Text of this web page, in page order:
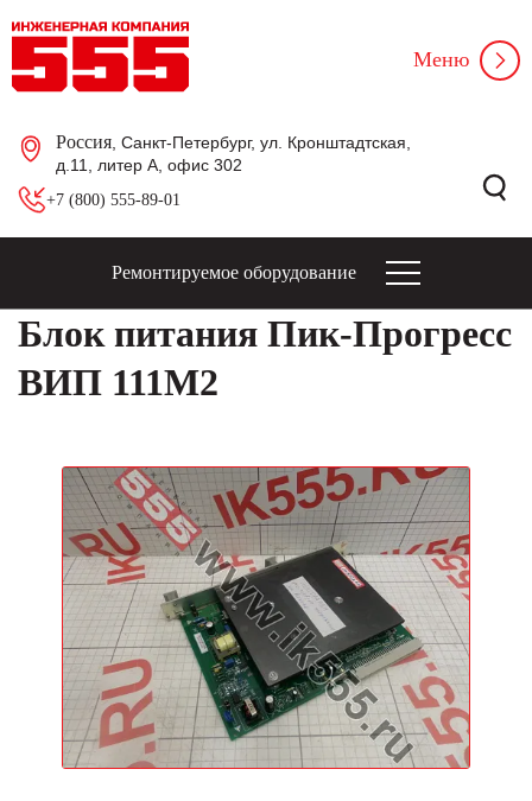
Россия , Санкт-Петербург, ул. Кронштадтская,
д.11, литер А, офис 302
+7 (800) 555-89-01
Меню
Ремонтируемое оборудование
Блок питания Пик-Прогресс
ВИП 111М2